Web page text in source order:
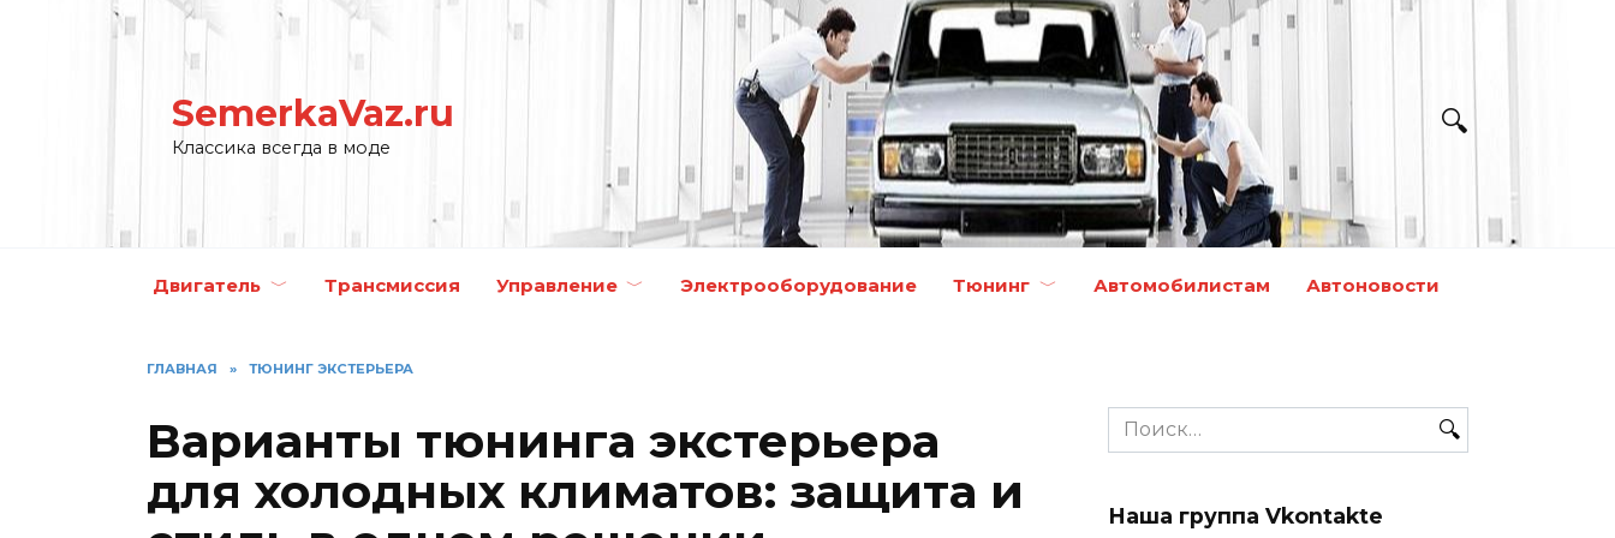
SemerkaVaz.ru
Классика всегда в моде
Двигатель Трансмиссия Управление Электрооборудование Тюнинг Автомобилистам Автоновости
ГЛАВНАЯ » ТЮНИНГ ЭКСТЕРЬЕРА
Варианты тюнинга экстерьера
для холодных климатов: защита и
Search
for:
Наша группа Vkontakte